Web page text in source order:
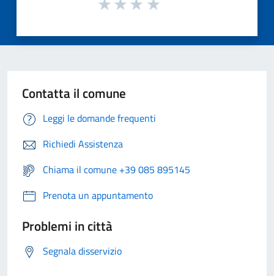
Contatta il comune
Leggi le domande frequenti
Richiedi Assistenza
Chiama il comune +39 085 895145
Prenota un appuntamento
Problemi in città
Segnala disservizio